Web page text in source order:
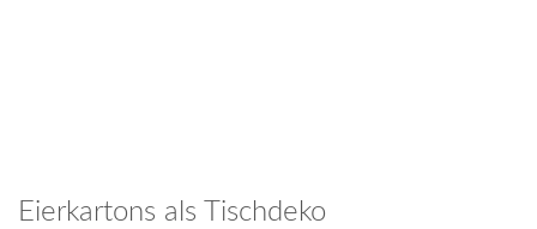
Eierkartons als Tischdeko